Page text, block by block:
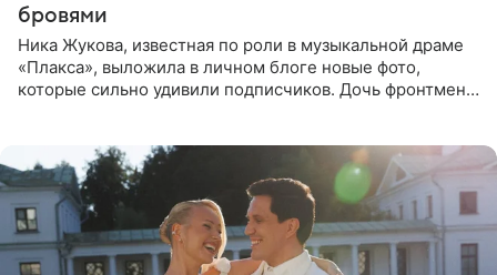
бровями
Ника Жукова, известная по роли в музыкальной драме
«Плакса», выложила в личном блоге новые фото,
которые сильно удивили подписчиков. Дочь фронтмена